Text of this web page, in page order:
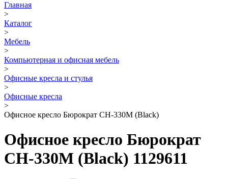
Главная
>
Каталог
>
Мебель
>
Компьютерная и офисная мебель
>
Офисные кресла и стулья
>
Офисные кресла
>
Офисное кресло Бюрократ CH-330M (Black)
Офисное кресло Бюрократ
CH-330M (Black) 1129611